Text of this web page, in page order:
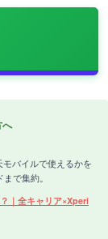
モバイルで使えるかを
で集約。
｜全キャリア×Xperi